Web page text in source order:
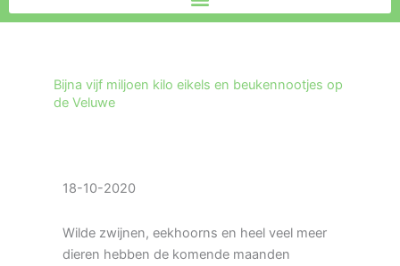
Bijna vijf miljoen kilo eikels en beukennootjes op
de Veluwe
18-10-2020
Wilde zwijnen, eekhoorns en heel veel meer
dieren hebben de komende maanden